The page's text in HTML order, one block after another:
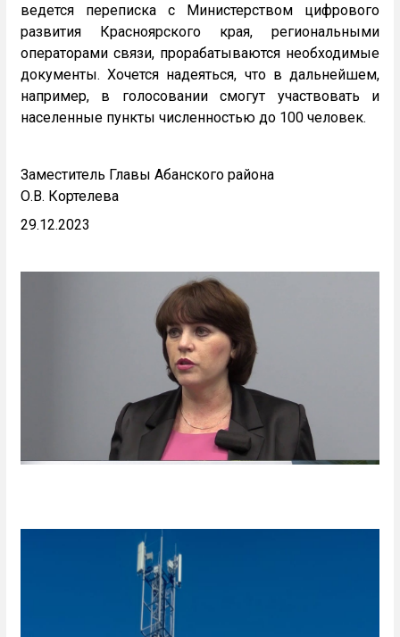
ведется переписка с Министерством цифрового
развития Красноярского края, региональными
операторами связи, прорабатываются необходимые
документы. Хочется надеяться, что в дальнейшем,
например, в голосовании смогут участвовать и
населенные пункты численностью до 100 человек.
Заместитель Главы Абанского района
О.В. Кортелева
29.12.2023